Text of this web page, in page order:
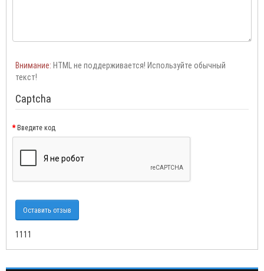
Внимание: HTML не поддерживается! Используйте обычный
текст!
Captcha
Введите код
Оставить отзыв
1111